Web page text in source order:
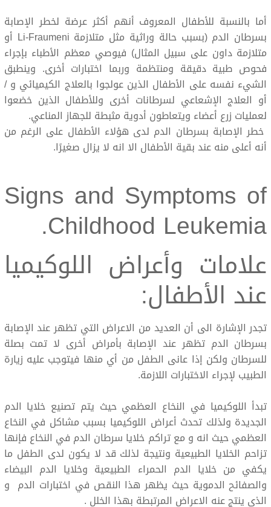
أما بالنسبة للأطفال المعروف أنهم أكثر عرضة لخطر الإصابة
بسرطان الدم (بسبب حالة وراثية مثل متلازمة Li-Fraumeni أو
متلازمة داون على سبيل المثال) فيوصي معظم الأطباء بإجراء
فحوص طبية دقيقة ومنتظمة وربما اختبارات أخرى. وينطبق
الشيء نفسه على الأطفال الذين عولجوا بالعلاج الكيميائي و /
أو العلاج الإشعاعي لسرطانات أخرى وللأطفال الذين خضعوا
لعمليات زرع أعضاء ويتعاطون أدوية مثبطة للجهاز المناعي.
خطر الإصابة بسرطان الدم لدى هؤلاء الأطفال على الرغم من
أنه أعلى منه عند بقية الأطفال الا انه لا يزال صغيرًا.
Signs and Symptoms of
Childhood Leukemia.
علامات وأعراض اللوكيميا
عند الأطفال:
تجدر الإشارة الى أن العديد من الاعراض التي تظهر عند الإصابة
بسرطان الدم تظهر عند الإصابة بأمراض أخرى لا تمت بصلة
للسرطان ولكن إذا عانى الطفل من أي منها فيتوجب عليه زيارة
الطبيب لإجراء الاختبارات اللازمة.
تبدأ اللوكيميا في النخاع العظمي حيث يتم تصنيع خلايا الدم
الجديدة ولذلك تحدث أعراض اللوكيميا بسبب مشاكل في النخاع
العظمي حيث انه و مع تراكم خلايا سرطان الدم في النخاع فإنها
تزاحم الخلايا الطبيعية ونتيجة لذلك قد لا يكون لدى الطفل ما
يكفي من خلايا الدم الحمراء الطبيعية وخلايا الدم البيضاء
والصفائح الدموية حيث يظهر هذا النقص في اختبارات الدم و
الذي ينتج عنه الاعراض المرتبطة بهذا الخلل .